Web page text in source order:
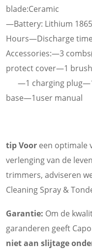
blade:Ceramic
—Battery: Lithium
Hours—Discharge
Accessories:—3
protect
—1 charging
base—1user manual
tip Voor een optimale
verlenging van de
trimmers, adviseren
Cleaning Spray &
Garantie: Om de
garanderen geeft
niet aan slijtage